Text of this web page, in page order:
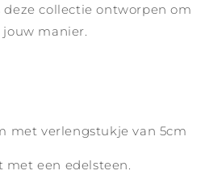
collectie ontworpen om
manier.
met verlengstukje van 5cm
een edelsteen.